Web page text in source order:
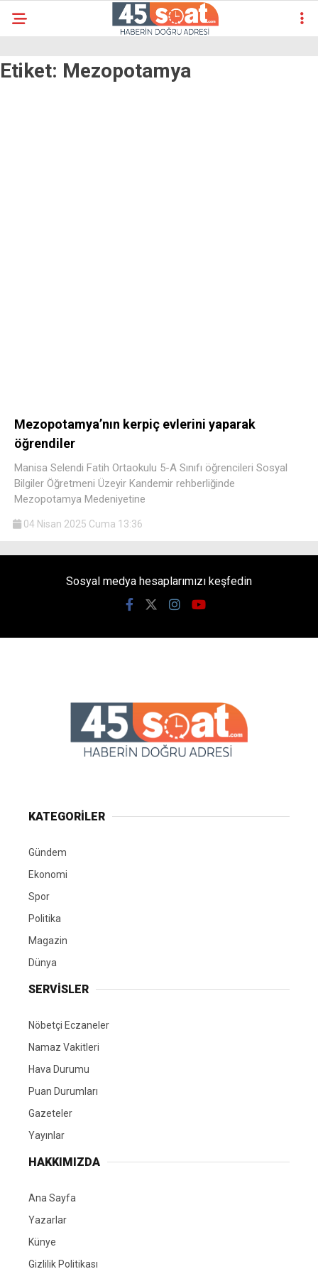
Etiket: Mezopotamya
Mezopotamya’nın kerpiç evlerini yaparak
öğrendiler
Manisa Selendi Fatih Ortaokulu 5-A Sınıfı öğrencileri Sosyal
Bilgiler Öğretmeni Üzeyir Kandemir rehberliğinde
Mezopotamya Medeniyetine
04 Nisan 2025 Cuma 13:36
Sosyal medya hesaplarımızı keşfedin
KATEGORİLER
Gündem
Ekonomi
Spor
Politika
Magazin
Dünya
SERVİSLER
Nöbetçi Eczaneler
Namaz Vakitleri
Hava Durumu
Puan Durumları
Gazeteler
Yayınlar
HAKKIMIZDA
Ana Sayfa
Yazarlar
Künye
Gizlilik Politikası